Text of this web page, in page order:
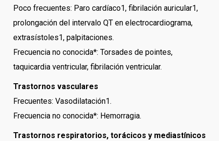
Poco frecuentes: Paro cardíaco1, fibrilación auricular1,
prolongación del intervalo QT en electrocardiograma,
extrasístoles1, palpitaciones.
Frecuencia no conocida*: Torsades de pointes,
taquicardia ventricular, fibrilación ventricular.
Trastornos vasculares
Frecuentes: Vasodilatación1.
Frecuencia no conocida*: Hemorragia.
Trastornos respiratorios, torácicos y mediastínicos